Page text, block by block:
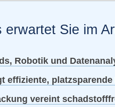
Sie im
Robotik und
effiziente,
vereint